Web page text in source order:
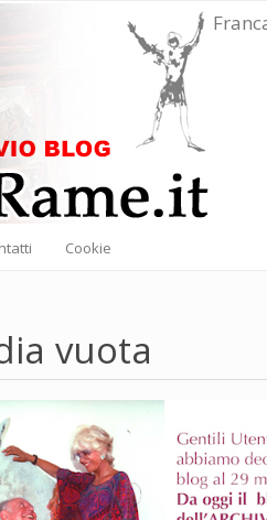
Cookie
vuota